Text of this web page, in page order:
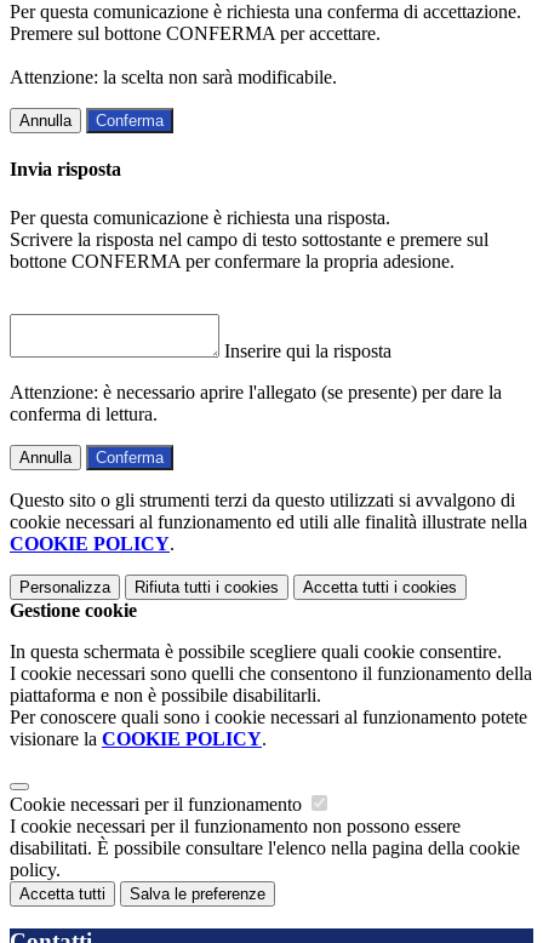
Per questa comunicazione è richiesta una conferma di accettazione.
Premere sul bottone CONFERMA per accettare.
Attenzione: la scelta non sarà modificabile.
Annulla Conferma
Invia risposta
Per questa comunicazione è richiesta una risposta.
Scrivere la risposta nel campo di testo sottostante e premere sul
bottone CONFERMA per confermare la propria adesione.
Inserire qui la risposta
Attenzione: è necessario aprire l'allegato (se presente) per dare la
conferma di lettura.
Annulla Conferma
Questo sito o gli strumenti terzi da questo utilizzati si avvalgono di
cookie necessari al funzionamento ed utili alle finalità illustrate nella
COOKIE POLICY.
Personalizza Rifiuta tutti i cookies Accetta tutti i cookies
Gestione cookie
In questa schermata è possibile scegliere quali cookie consentire.
I cookie necessari sono quelli che consentono il funzionamento della
piattaforma e non è possibile disabilitarli.
Per conoscere quali sono i cookie necessari al funzionamento potete
visionare la COOKIE POLICY.
Cookie necessari per il funzionamento
I cookie necessari per il funzionamento non possono essere
disabilitati. È possibile consultare l'elenco nella pagina della cookie
policy.
Accetta tutti Salva le preferenze